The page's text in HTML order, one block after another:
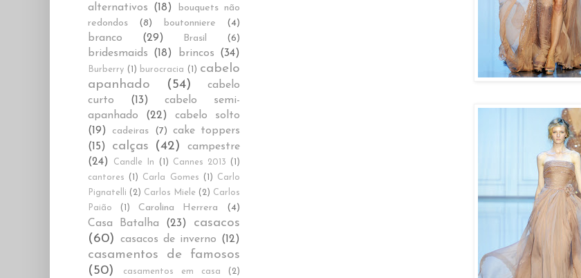
alternativos
(18)
bouquets não
redondos
(8) boutonniere (4)
branco (29) Brasil (6)
bridesmaids (18) brincos (34)
Burberry (1) burocracia (1) cabelo
apanhado
(54)
cabelo
curto
(13)
cabelo semi-
apanhado
(22)
cabelo solto
(19)
cadeiras (7) cake toppers
(15)
calças (42)
campestre
(24)
Candle In (1) Cannes 2013
(1)
cantores
(1) Carla Gomes (1)
Carlo
Pignatelli (2) Carlos Miele (2) Carlos
Paião
(1) Carolina Herrera (4)
Casa Batalha (23)
casacos
(60)
casacos de inverno (12)
casamentos de famosos
(50)
casamentos em casa (2)